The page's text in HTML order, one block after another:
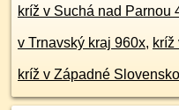
kríž v Suchá nad Parnou
v Trnavský kraj 960x, kríž
kríž v Západné